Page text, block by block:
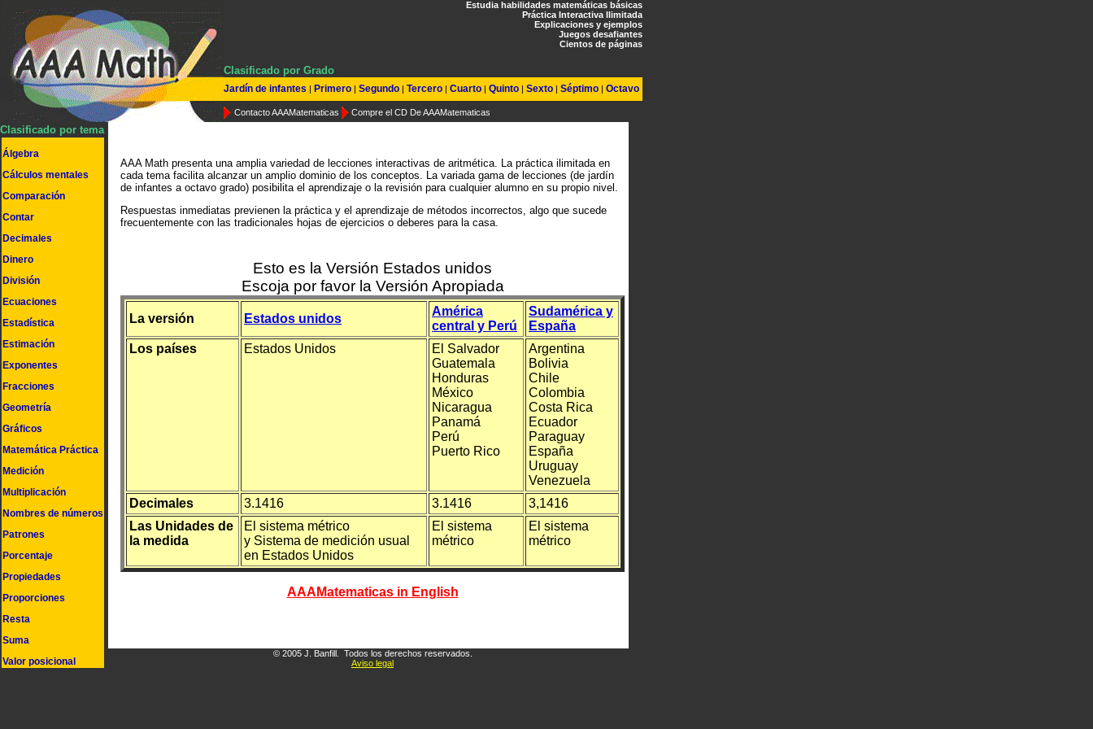
Clasificado por Grado
Estudia habilidades matemáticas básicas
Práctica Interactiva Ilimitada
Explicaciones y ejemplos
Juegos desafiantes
Cientos de páginas
Jardín de infantes | Primero | Segundo | Tercero | Cuarto | Quinto | Sexto | Séptimo | Octavo
Contacto AAAMatematicas Compre el CD De AAAMatematicas
Clasificado por tema
Álgebra
Cálculos mentales
Comparación
Contar
Decimales
Dinero
División
Ecuaciones
Estadística
Estimación
Exponentes
Fracciones
Geometría
Gráficos
Matemática Práctica
Medición
Multiplicación
Nombres de números
Patrones
Porcentaje
Propiedades
Proporciones
Resta
Suma
Valor posicional
AAA Math presenta una amplia variedad de lecciones interactivas de aritmética. La práctica ilimitada en
cada tema facilita alcanzar un amplio dominio de los conceptos. La variada gama de lecciones (de jardín
de infantes a octavo grado) posibilita el aprendizaje o la revisión para cualquier alumno en su propio nivel.
Respuestas inmediatas previenen la práctica y el aprendizaje de métodos incorrectos, algo que sucede
frecuentemente con las tradicionales hojas de ejercicios o deberes para la casa.
Esto es la Versión Estados unidos
Escoja por favor la Versión Apropiada
La versión Estados unidos
América
central y Perú
Sudamérica y
España
Los países
Estados Unidos
El Salvador
Guatemala
Honduras
México
Nicaragua
Panamá
Perú
Puerto Rico
Argentina
Bolivia
Chile
Colombia
Costa Rica
Ecuador
Paraguay
España
Uruguay
Venezuela
Decimales
3.1416 3.1416
3,1416
Las Unidades de
la medida
El sistema métrico
y Sistema de medición usual
en Estados Unidos
El sistema
métrico
El sistema
métrico
AAAMatematicas in English
© 2005 J. Banfill. Todos los derechos reservados.
Aviso legal